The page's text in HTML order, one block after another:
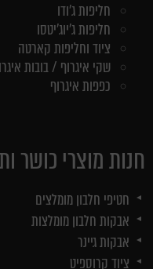
חליפות ג'ודו
חליפות ג'יוג'יטסו
ציוד וחליפות קארטה
שקי איגרוף / בובות
כפפות איגרוף
חנות מוצרי כושר
חטיפי חלבון מומלצים
אבקות חלבון מומלצות
אבקות גיינר
ציוד קרוספיט